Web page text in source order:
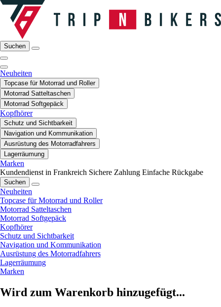
Suchen
Neuheiten
Topcase für Motorrad und Roller
Motorrad Satteltaschen
Motorrad Softgepäck
Kopfhörer
Schutz und Sichtbarkeit
Navigation und Kommunikation
Ausrüstung des Motorradfahrers
Lagerräumung
Marken
Kundendienst in Frankreich Sichere Zahlung Einfache Rückgabe
Suchen
Neuheiten
Topcase für Motorrad und Roller
Motorrad Satteltaschen
Motorrad Softgepäck
Kopfhörer
Schutz und Sichtbarkeit
Navigation und Kommunikation
Ausrüstung des Motorradfahrers
Lagerräumung
Marken
Wird zum Warenkorb hinzugefügt...